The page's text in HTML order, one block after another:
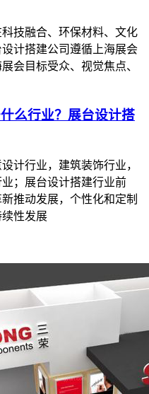
技融合、环保材料、文化
计搭建公司遵循上海展会
会目标受众、视觉焦点、
么行业？展台设计搭
计行业，建筑装饰行业，
；展台设计搭建行业前
推动发展，个性化和定制
性发展